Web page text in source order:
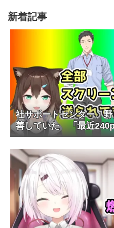
新着記事
社サポートセンター、
善していた 「最近
やべぇなと思って」